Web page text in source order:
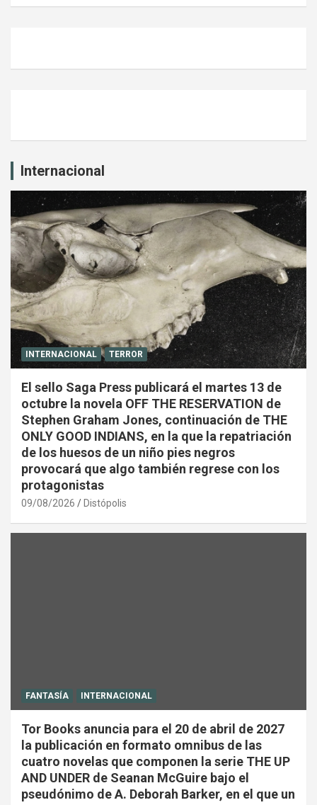
Internacional
INTERNACIONAL TERROR
El sello Saga Press publicará el martes 13 de
octubre la novela OFF THE RESERVATION de
Stephen Graham Jones, continuación de THE
ONLY GOOD INDIANS, en la que la repatriación
de los huesos de un niño pies negros
provocará que algo también regrese con los
protagonistas
09/08/2026 Distópolis
FANTASÍA INTERNACIONAL
Tor Books anuncia para el 20 de abril de 2027
la publicación en formato omnibus de las
cuatro novelas que componen la serie THE UP
AND UNDER de Seanan McGuire bajo el
pseudónimo de A. Deborah Barker, en el que un